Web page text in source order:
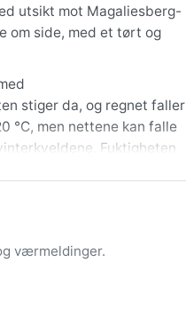
utsikt mot Magaliesberg-
om side, med et tørt og
stiger da, og regnet faller
°C, men nettene kan falle
Fuktigheten
men alvorlige stormer er
kysten, uten påvirkning
værmeldinger.